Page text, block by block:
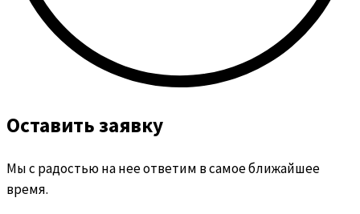
Оставить заявку
Мы с радостью на нее ответим в самое ближайшее
время.